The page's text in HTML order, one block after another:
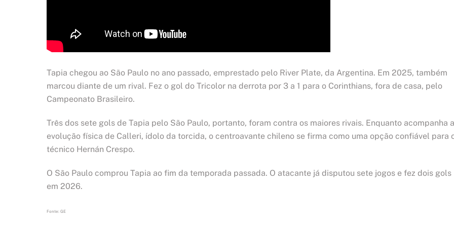
Tapia chegou ao São Paulo no ano passado, emprestado pelo River Plate, da Argentina. Em 2025, também
marcou diante de um rival. Fez o gol do Tricolor na derrota por 3 a 1 para o Corinthians, fora de casa, pelo
Campeonato Brasileiro.
Três dos sete gols de Tapia pelo São Paulo, portanto, foram contra os maiores rivais. Enquanto acompanha a
evolução física de Calleri, ídolo da torcida, o centroavante chileno se firma como uma opção confiável para
técnico Hernán Crespo.
O São Paulo comprou Tapia ao fim da temporada passada. O atacante já disputou sete jogos e fez dois gols
em 2026.
Fonte: GE